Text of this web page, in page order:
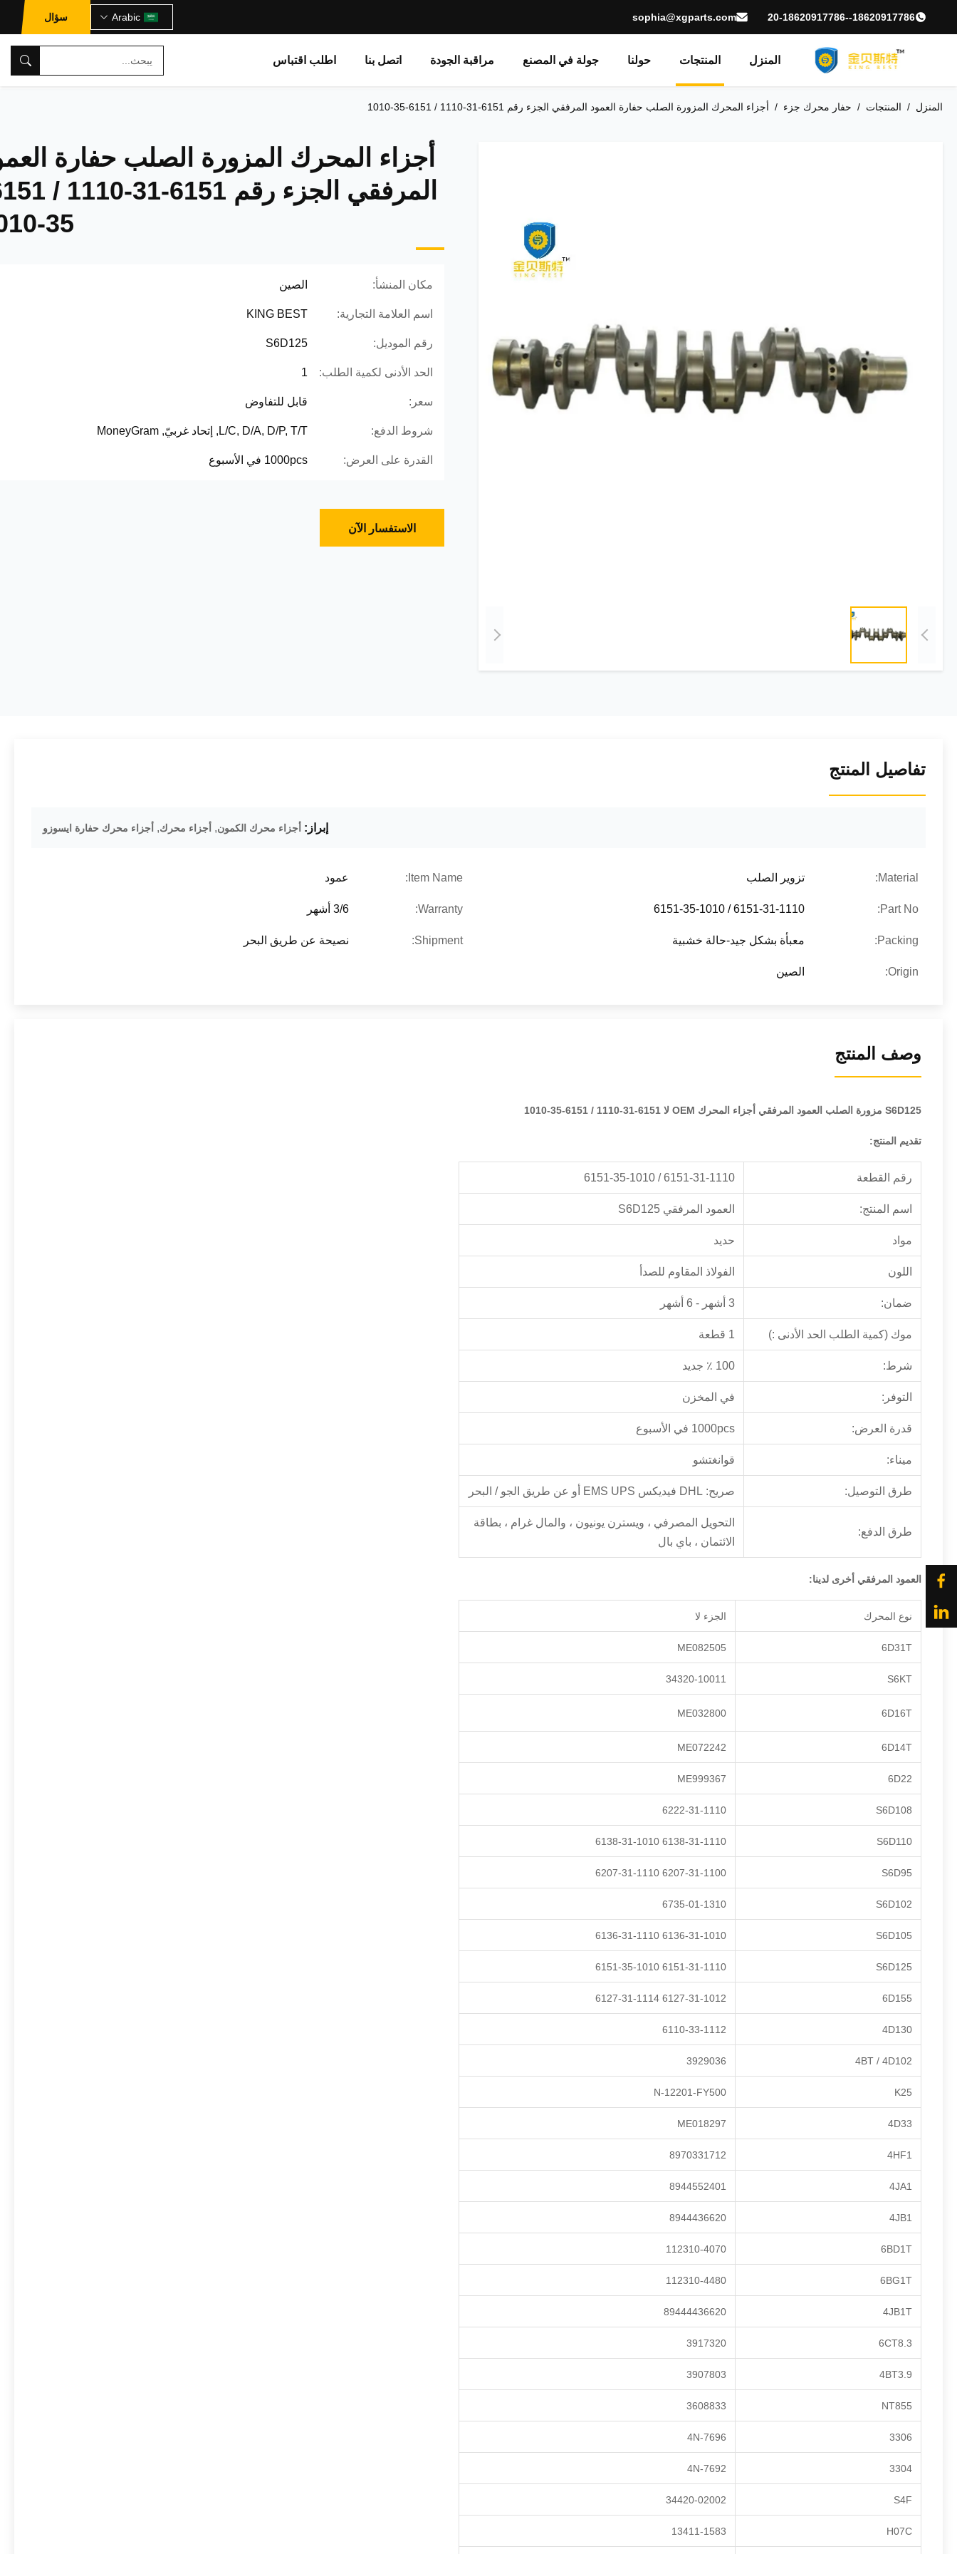
18620917786--20-18620917786
sophia@xgparts.com
Arabic سؤال
المنزل المنتجات حولنا جولة في المصنع مراقبة الجودة اتصل بنا اطلب اقتباس
المنزل / المنتجات / حفار محرك جزء / أجزاء المحرك المزورة الصلب حفارة العمود المرفقي الجزء رقم 6151-31-1110 / 6151-35-1010
أجزاء المحرك المزورة الصلب حفارة
35-1010
مكان المنشأ: الصين
اسم العلامة التجارية: KING BEST
رقم الموديل: S6D125
الحد الأدنى لكمية الطلب: 1
سعر: قابل للتفاوض
شروط الدفع: L/C, D/A, D/P, T/T, إتحاد غربيّ, MoneyGram
القدرة على العرض: 1000pcs في الأسبوع
الاستفسار الآن
تفاصيل المنتج
إبراز: أجزاء محرك الكمون, أجزاء محرك, أجزاء محرك حفارة ايسوزو
Material: تزوير الصلب Item Name: عمود
Part No:
6151-31-1110 / 6151-35-1010
Warranty: 3/6 أشهر
Packing: معبأة بشكل جيد-حالة خشبية Shipment: نصيحة عن طريق البحر
Origin: الصين
وصف المنتج
S6D125 مزورة الصلب العمود المرفقي أجزاء المحرك OEM لا 6151-31-1110 / 6151-35-1010
تقديم المنتج:
رقم القطعة 6151-31-1110 / 6151-35-1010
اسم المنتج: العمود المرفقي S6D125
مواد حديد
اللون الفولاذ المقاوم للصدأ
ضمان: 3 أشهر - 6 أشهر
موك (كمية الطلب الحد الأدنى :) 1 قطعة
شرط: 100 ٪ جديد
التوفر: في المخزن
قدرة العرض: 1000pcs في الأسبوع
ميناء: قوانغتشو
طرق التوصيل: صريح: DHL فيديكس EMS UPS أو عن طريق الجو / البحر
طرق الدفع:
التحويل المصرفي ، ويسترن يونيون ، والمال غرام ، بطاقة
الائتمان ، باي بال
العمود المرفقي أخرى لدينا:
نوع المحرك الجزء لا
6D31T
ME082505
S6KT
34320-10011
6D16T
ME032800
6D14T
ME072242
6D22
ME999367
S6D108
6222-31-1110
S6D110
6138-31-1110 6138-31-1010
S6D95
6207-31-1100 6207-31-1110
S6D102
6735-01-1310
S6D105
6136-31-1010 6136-31-1110
S6D125
6151-31-1110 6151-35-1010
6D155
6127-31-1012 6127-31-1114
4D130
6110-33-1112
4BT / 4D102
3929036
K25
N-12201-FY500
4D33
ME018297
4HF1
8970331712
4JA1
8944552401
4JB1
8944436620
6BD1T
112310-4070
6BG1T
112310-4480
4JB1T
89444436620
6CT8.3
3917320
4BT3.9
3907803
NT855
3608833
3306
4N-7696
3304
4N-7692
S4F
34420-02002
H07C
13411-1583